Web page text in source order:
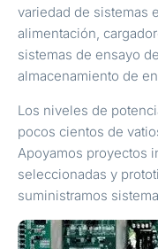
variedad de sistemas
alimentación,
sistemas de ensayo
almacenamiento de
Los niveles de
pocos cientos de
Apoyamos proyectos
seleccionadas y
suministramos